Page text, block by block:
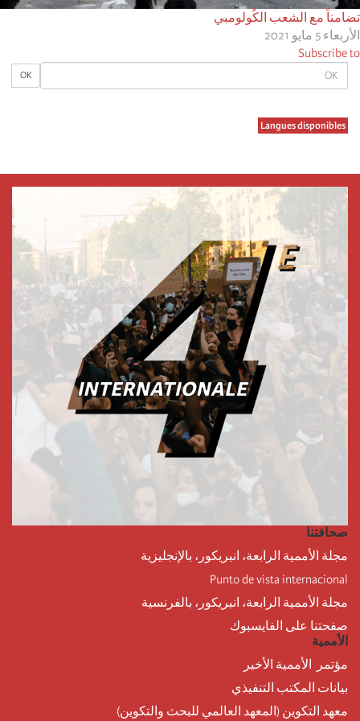
OK
OK
Langues disponibles
تضامناً مع الشعب الكُولومبي
الأربعاء 5 مايو 2021
Subscribe to
صحافتنا
مجلة الأممية الرابعة، انبريكور، بالإنجليزية
Punto de vista internacional
مجلة الأممية الرابعة، انبريكور، بالفرنسية
صفحتنا على الفايسبوك
الأممية
مؤتمر الأممية الأخير
بيانات المكتب التنفيذي
معهد التكوين (المعهد العالمي للبحث والتكوين)